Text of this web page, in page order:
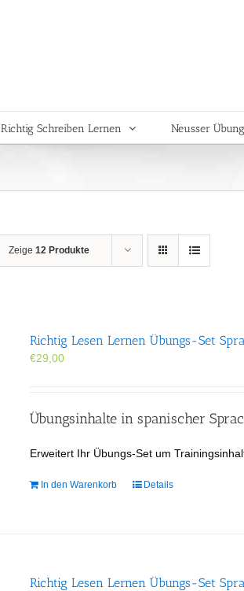
Richtig Schreiben Lernen Neusser
Zeige 12 Produkte
Richtig Lesen Lernen Übungs-Set
€29,00
Übungsinhalte in spanischer
Erweitert Ihr Übungs-Set um
In den Warenkorb Details
Richtig Lesen Lernen Übungs-Set